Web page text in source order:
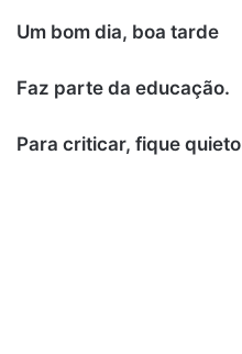
Um bom dia, boa tarde
Faz parte da educação.
Para criticar, fique quieto